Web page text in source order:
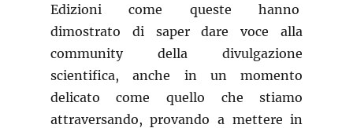
Edizioni come queste hanno
dimostrato di saper dare voce alla
community della divulgazione
scientifica, anche in un momento
delicato come quello che stiamo
attraversando, provando a mettere in